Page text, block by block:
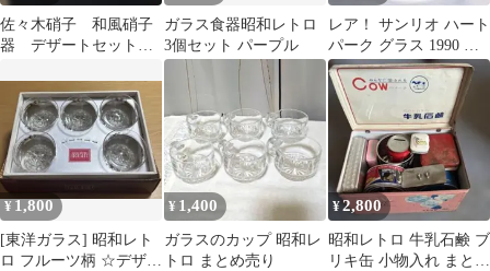
佐々木硝子 和風硝子
器 デザートセット風
レトロ
ガラス食器昭和レトロ
3個セット パープル
レア！ サンリオ ハート
パーク グラス 1990 当
時品 ピューロ 平成レト
ロ
¥ 1,800
[東洋ガラス] 昭和レト
ロ フルーツ柄 ☆デザー
¥ 1,400
ガラスのカップ 昭和レ
トロ まとめ売り
¥2,800
昭和レトロ 牛乳石鹸 ブ
リキ缶 小物入れ まとめ